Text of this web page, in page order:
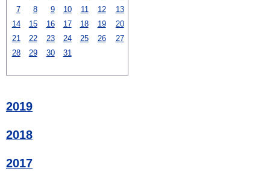
7
8 9 10 11 12
13
14
15 16 17 18 19
20
21
22 23 24 25 26
27
28
29 30 31
2019
2018
2017